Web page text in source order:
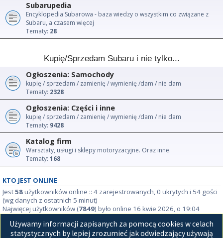
Subarupedia
Encyklopedia Subarowa - baza wiedzy o wszystkim co związane z
Subaru, a czasem więcej
Tematy: 28
Kupię/Sprzedam Subaru i nie tylko...
Ogłoszenia: Samochody
kupię / sprzedam / zamienię / wymienię /dam / nie dam
Tematy: 2328
Ogłoszenia: Części i inne
kupię / sprzedam / zamienię / wymienię /dam / nie dam
Tematy: 9428
Katalog firm
Warsztaty, usługi i sklepy motoryzacyjne. Oraz inne.
Tematy: 168
KTO JEST ONLINE
Jest58użytkowników online :: 4 zarejestrowanych, 0 ukrytych i 54 gości
(wg danych z ostatnich 5 minut)
Najwięcej użytkowników (7849) było online 16 kwie 2026, o 19:04
STATYSTYKI
Używamy informacji zapisanych za pomocą cookies w celach
statystycznych by lepiej zrozumieć jak odwiedzający używają